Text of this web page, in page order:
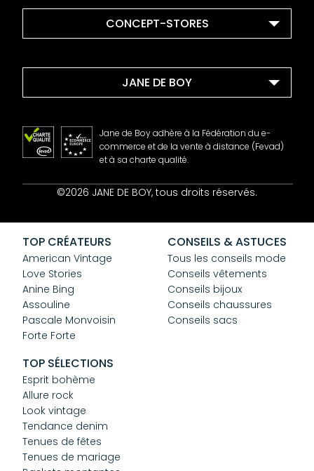
CONCEPT-STORES
JANE DE BOY
Contact
CGV
Confidentialité
Cookies
Jane de Boy adhère à la Fédération du e-
commerce et de la vente à distance (Fevad)
et à sa charte qualité.
©2026 JANE DE BOY, tous droits réservés.
TOP CRÉATEURS
American Vintage
Love Stories
Anine Bing
Assouline
Pascale Monvoisin
Forte Forte
CONSEILS & ASTUCES
Tous les conseils mode
Conseils vêtements
Conseils bijoux
Conseils chaussures
Conseils sacs
TOP SÉLECTIONS
Esprit bohème
Allure rock
Look vintage
Tendance denim
Tenues de fêtes
Tenues de mariage